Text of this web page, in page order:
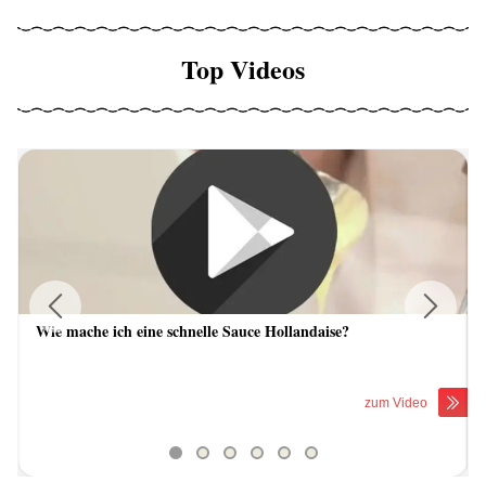
Top Videos
Wie mache ich eine schnelle Sauce Hollandaise?
zum Video
Previous